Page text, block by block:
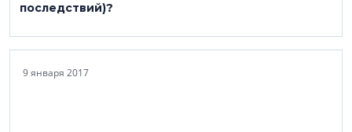
последствий)?
9 января 2017